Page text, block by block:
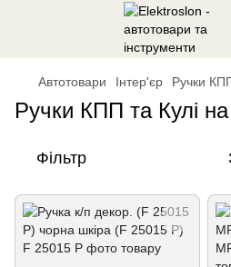
Автотовари Інтер'єр Ручки
Ручки КПП та Кулі
Фільтр